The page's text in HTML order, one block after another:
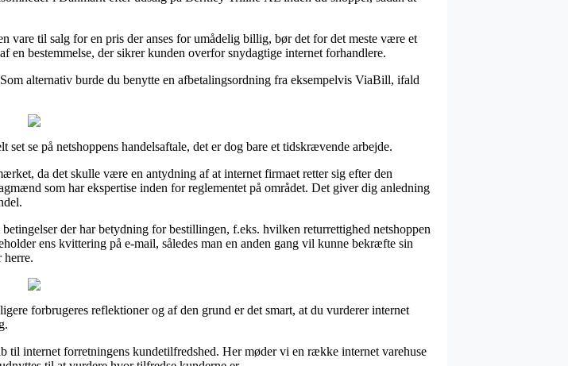
vare til salg for en pris der anses for umådelig billig, bør det for det meste være et
bestemmelse, der sikrer kunden overfor snydagtige internet forhandlere.
alternativ burde du benytte en afbetalingsordning fra eksempelvis ViaBill, ifald
se på netshoppens handelsaftale, det er dog bare et tidskrævende arbejde.
da det skulle være en antydning af at internet firmaet retter sig efter den
som har ekspertise inden for reglementet på området. Det giver dig anledning
der har betydning for bestillingen, f.eks. hvilken returrettighed netshoppen
ens kvittering på e-mail, således man en anden gang vil kunne bekræfte sin
forbrugeres reflektioner og af den grund er det smart, at du vurderer internet
internet forretningens kundetilfredshed. Her møder vi en række internet varehuse